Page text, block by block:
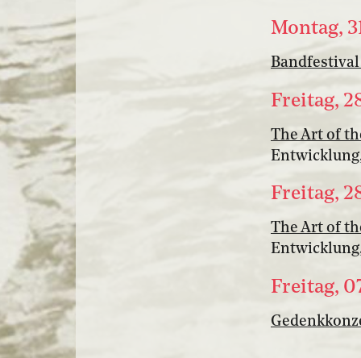
Montag,
Freitag,
The Art of
Freitag,
The Art of
Freitag,